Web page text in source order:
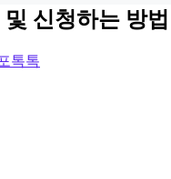
신청하는 방법
톡톡